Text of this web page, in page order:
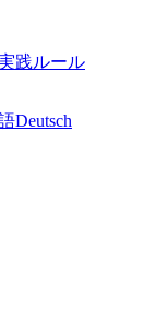
践ルール
Deutsch